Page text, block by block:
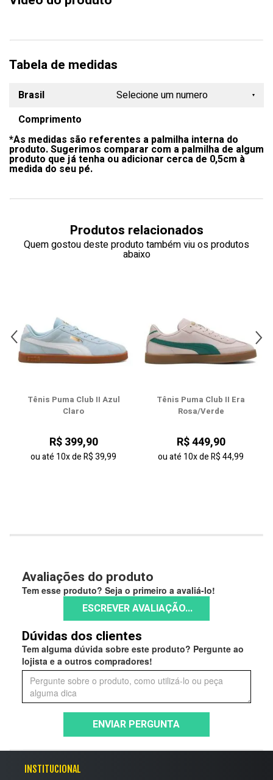
Tabela de medidas
Brasil
Comprimento
*As medidas são referentes a palmilha interna do
produto. Sugerimos comparar com a palmilha de algum
produto que já tenha ou adicionar cerca de 0,5cm à
medida do seu pé.
Selecione um numero
35
39
44
Produtos relacionados
Quem gostou deste produto também viu os produtos
abaixo
Tênis Puma Club II Azul
Claro
R$ 399,90
ou até 10xdeR$ 39,99
Tênis Puma Club II Era
Rosa/Verde
R$ 449,90
ou até 10xdeR$ 44,99
Avaliações do produto
Tem esse produto? Seja o primeiro a avaliá-lo!
ESCREVER AVALIAÇÃO...
Dúvidas dos clientes
Tem alguma dúvida sobre este produto? Pergunte ao
lojista e a outros compradores!
ENVIAR PERGUNTA
INSTITUCIONAL